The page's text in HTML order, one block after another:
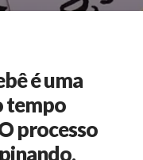
é uma
tempo
processo